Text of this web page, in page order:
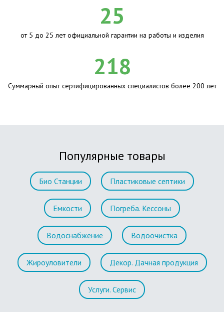
25
от 5 до 25 лет официальной гарантии на работы и изделия
218
Суммарный опыт сертифицированных специалистов более 200 лет
Популярные товары
Био Станции Пластиковые септики
Емкости Погреба. Кессоны
Водоснабжение Водоочистка
Жироуловители Декор. Дачная продукция
Услуги. Сервис